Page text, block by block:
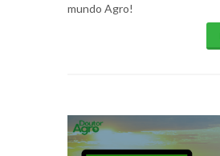
mundo Agro!